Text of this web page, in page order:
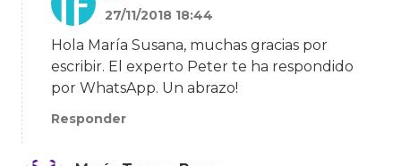
27/11/2018 18:44
Hola María Susana, muchas gracias por
escribir. El experto Peter te ha respondido
por WhatsApp. Un abrazo!
Responder